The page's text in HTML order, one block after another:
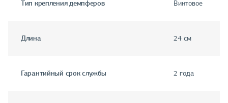
Тип крепления демпферов Винтовое
Длина 24 см
Гарантийный срок службы 2 года